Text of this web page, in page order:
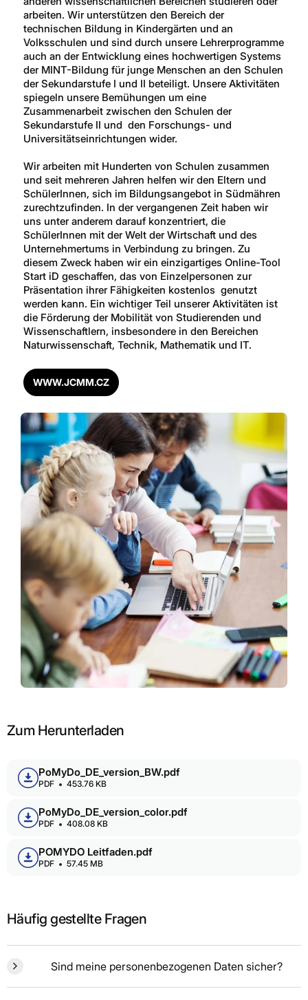
arbeiten. Wir unterstützen den Bereich der
technischen Bildung in Kindergärten und an
Volksschulen und sind durch unsere Lehrerprogramme
auch an der Entwicklung eines hochwertigen Systems
der MINT-Bildung für junge Menschen an den Schulen
der Sekundarstufe I und II beteiligt. Unsere Aktivitäten
spiegeln unsere Bemühungen um eine
Zusammenarbeit zwischen den Schulen der
Sekundarstufe II und den Forschungs- und
Universitätseinrichtungen wider.
Wir arbeiten mit Hunderten von Schulen zusammen
und seit mehreren Jahren helfen wir den Eltern und
SchülerInnen, sich im Bildungsangebot in Südmähren
zurechtzufinden. In der vergangenen Zeit haben wir
uns unter anderem darauf konzentriert, die
SchülerInnen mit der Welt der Wirtschaft und des
Unternehmertums in Verbindung zu bringen. Zu
diesem Zweck haben wir ein einzigartiges Online-Tool
Start iD geschaffen, das von Einzelpersonen zur
Präsentation ihrer Fähigkeiten kostenlos genutzt
werden kann. Ein wichtiger Teil unserer Aktivitäten ist
die Förderung der Mobilität von Studierenden und
Wissenschaftlern, insbesondere in den Bereichen
Naturwissenschaft, Technik, Mathematik und IT.
WWW.JCMM.CZ
Zum Herunterladen
PoMyDo_DE_version_BW.pdf
PDF 453.76 KB
PoMyDo_DE_version_color.pdf
PDF 408.08 KB
POMYDO Leitfaden.pdf
PDF 57.45 MB
Häufig gestellte Fragen
Sind meine personenbezogenen Daten sicher?